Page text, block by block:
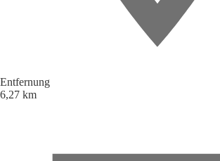
Entfernung
6,27 km